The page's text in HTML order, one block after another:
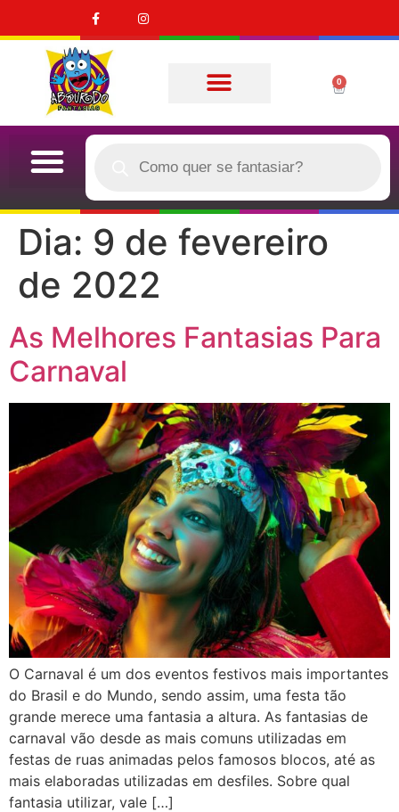
0
Dia: 9 de fevereiro
de 2022
As Melhores Fantasias Para
Carnaval
O Carnaval é um dos eventos festivos mais importantes
do Brasil e do Mundo, sendo assim, uma festa tão
grande merece uma fantasia a altura. As fantasias de
carnaval vão desde as mais comuns utilizadas em
festas de ruas animadas pelos famosos blocos, até as
mais elaboradas utilizadas em desfiles. Sobre qual
fantasia utilizar, vale […]